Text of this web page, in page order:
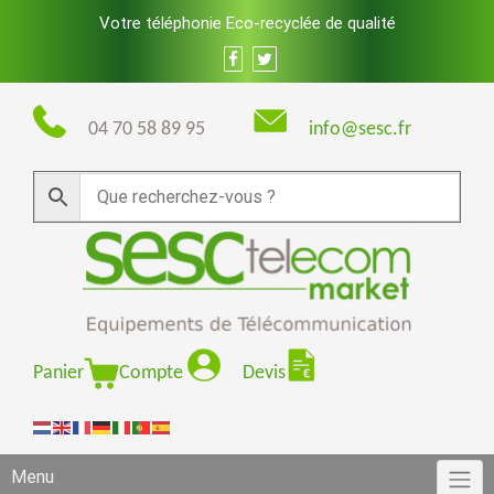
Votre téléphonie Eco-recyclée de qualité
04 70 58 89 95 info@sesc.fr
Panier Compte Devis
Menu